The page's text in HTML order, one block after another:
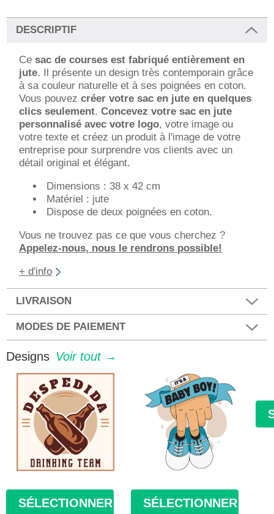
DESCRIPTIF
Cesac de courses est fabriqué entièrement en
jute. Il présente un design très contemporain grâce
à sa couleur naturelle et à ses poignées en coton.
Vous pouvez créer votre sac en jute en quelques
clics seulement.Concevez votre sac en jute
personnalisé avec votre logo, votre image ou
votre texte et créez un produit à l'image de votre
entreprise pour surprendre vos clients avec un
détail original et élégant.
Dimensions : 38 x 42 cm
Matériel : jute
Dispose de deux poignées en coton.
Vous ne trouvez pas ce que vous cherchez ?
Appelez-nous, nous le rendrons possible!
+ d'info
LIVRAISON
MODES DE PAIEMENT
Designs Voir tout →
SÉLECTIONNER SÉLECTIONNER